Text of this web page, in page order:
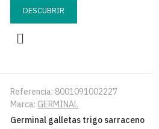
DESCUBRIR
Referencia: 8001091002227
Marca: GERMINAL
Germinal galletas trigo sarraceno